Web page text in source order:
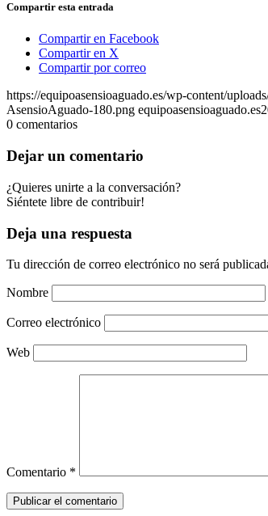
Compartir esta entrada
Compartir en Facebook
Compartir en X
Compartir por correo
https://equipoasensioaguado.es/wp-content/
AsensioAguado-180.png equipoasensioaguado.es
0 comentarios
Dejar un comentario
¿Quieres unirte a la conversación?
Siéntete libre de contribuir!
Deja una respuesta
Tu dirección de correo electrónico no será
Nombre
Correo electrónico
Web
Comentario *